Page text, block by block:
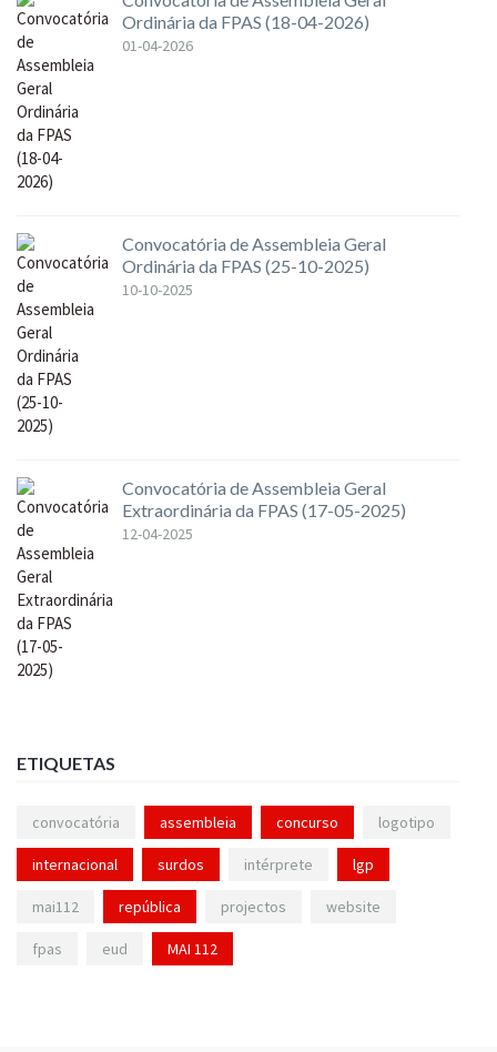
Ordinária da FPAS (18-04-2026)
01-04-2026
Convocatória de Assembleia Geral
Ordinária da FPAS (25-10-2025)
10-10-2025
Convocatória de Assembleia Geral
Extraordinária da FPAS (17-05-2025)
12-04-2025
ETIQUETAS
convocatória assembleia concurso logotipo
internacional surdos intérprete lgp
mai112 república projectos website
fpas eud MAI 112